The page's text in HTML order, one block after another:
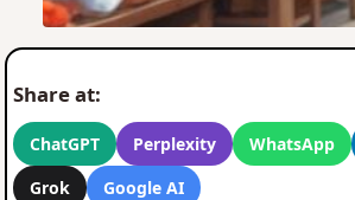
Share at:
ChatGPT Perplexity WhatsApp
Grok
Google AI